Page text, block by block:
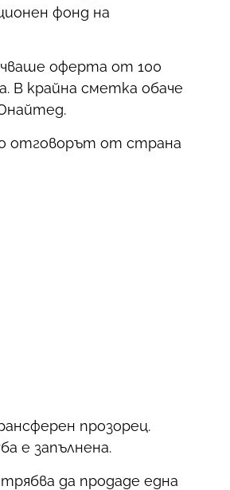
фонд на
оферта от 100
В крайна сметка обаче
отговорът от страна
прозорец.
е запълнена.
да продаде една